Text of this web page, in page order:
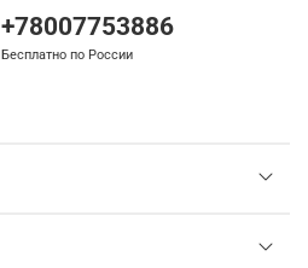
+78007753886
Бесплатно по России